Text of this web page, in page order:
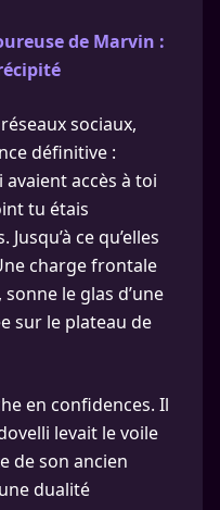
de Marvin :
sociaux,
définitive :
accès à toi
tu étais
ce qu’elles
charge frontale
le glas d’une
sur le plateau de
en confidences. Il
levait le voile
de son ancien
dualité